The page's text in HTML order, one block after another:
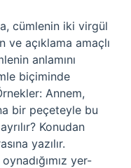
cümlenin iki virgül
açıklama amaçlı
anlamını
biçiminde
Annem,
bir peçeteyle bu
Konudan
yazılır.
yer-